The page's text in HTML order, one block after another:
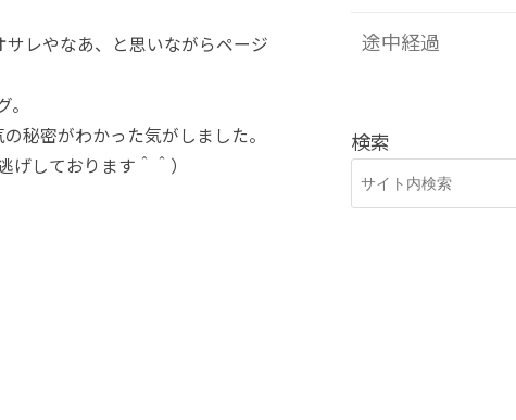
レやなあ、と思いながらページ
秘密がわかった気がしました。
げしております＾＾）
途中経過
検索